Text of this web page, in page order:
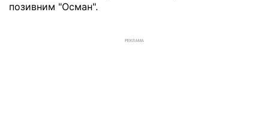
позивним "Осман".
РЕКЛАМА